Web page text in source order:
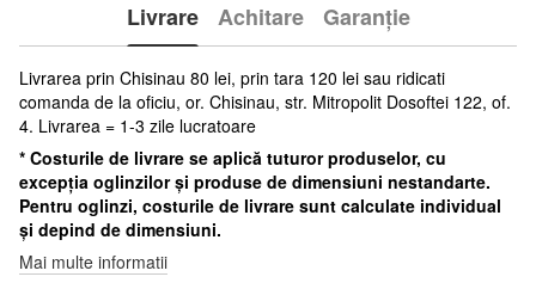
Livrare Achitare Garanție
Livrarea prin Chisinau 80 lei, prin tara 120 lei sau ridicati
comanda de la oficiu, or. Chisinau, str. Mitropolit Dosoftei 122, of.
4. Livrarea = 1-3 zile lucratoare
* Costurile de livrare se aplică tuturor produselor, cu
excepția oglinzilor și produse de dimensiuni nestandarte.
Pentru oglinzi, costurile de livrare sunt calculate individual
și depind de dimensiuni.
Mai multe informatii